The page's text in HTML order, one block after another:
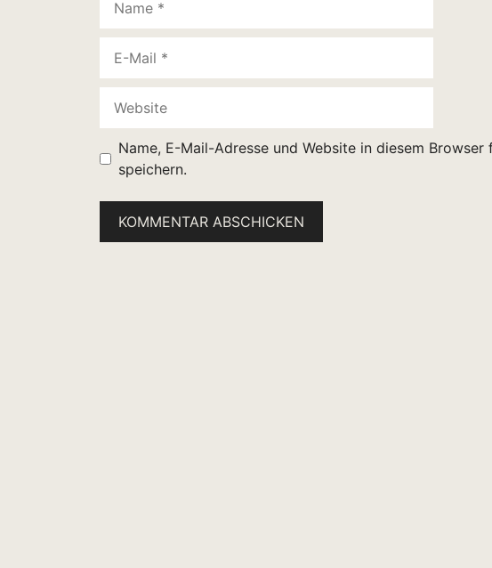
Mail
Name, E-Mail-Adresse und Website in diesem
speichern.